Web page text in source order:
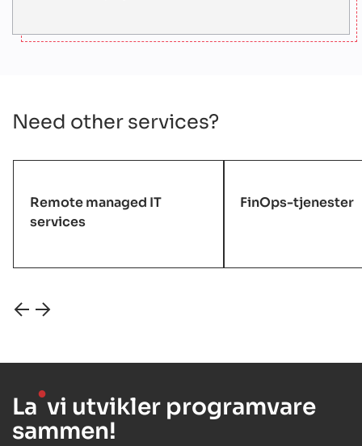
Need other services?
Remote managed IT
services
FinOps-tjenester
La●vi utvikler programvare
sammen!